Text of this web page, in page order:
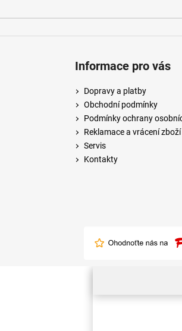
Informace pro vás
Dopravy a platby
Obchodní podmínky
Podmínky ochrany
Reklamace a vrácení zboží
Servis
Kontakty